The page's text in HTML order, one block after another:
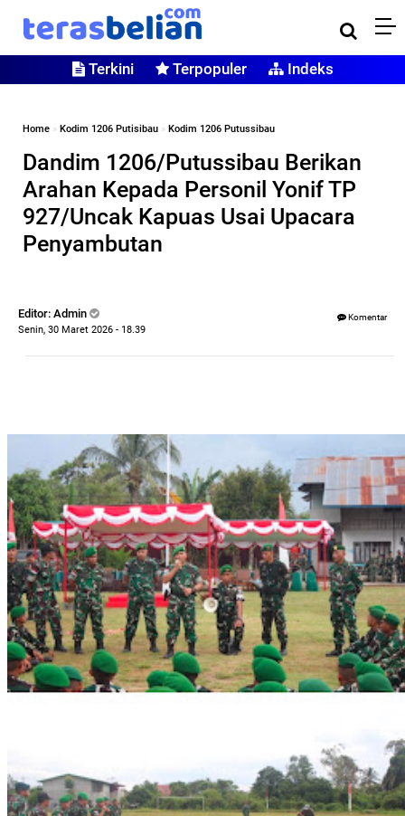
Terkini Terpopuler Indeks
Home » Kodim 1206 Putisibau » Kodim 1206 Putussibau
Dandim 1206/Putussibau Berikan
Arahan Kepada Personil Yonif TP
927/Uncak Kapuas Usai Upacara
Penyambutan
Editor: Admin
Senin, 30 Maret 2026 - 18.39
Komentar